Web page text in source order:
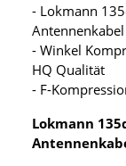
- Lokmann
- Winkel
HQ Qualität
- F-
Lokmann